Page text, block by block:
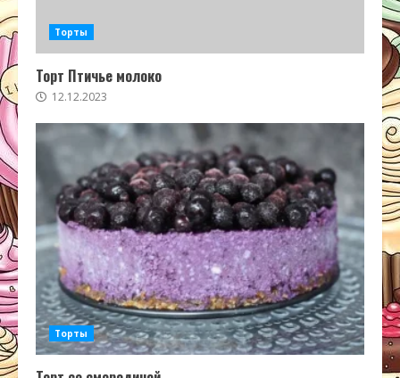
Торты
Торт Птичье молоко
12.12.2023
Торты